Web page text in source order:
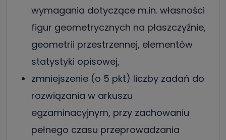
wymagania dotyczące m.in. własności
figur geometrycznych na płaszczyźnie,
geometrii przestrzennej, elementów
statystyki opisowej,
zmniejszenie (o 5 pkt) liczby zadań do
rozwiązania w arkuszu
egzaminacyjnym, przy zachowaniu
pełnego czasu przeprowadzania